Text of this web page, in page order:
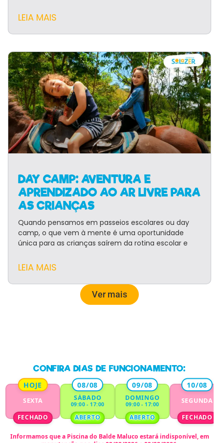
LEIA MAIS
DAY CAMP: AVENTURA E
APRENDIZADO AO AR LIVRE PARA
AS CRIANÇAS
Quando pensamos em passeios escolares ou day
camp, o que vem à mente é uma oportunidade
única para as crianças saírem da rotina escolar e
LEIA MAIS
Ver mais
CONFIRA DIAS DE FUNCIONAMENTO:
HOJE
SEXTA
FECHADO
08/08
SÁBADO
09:00 - 17:00
ABERTO
09/08
DOMINGO
09:00 - 17:00
ABERTO
10/08
SEGUNDA
FECHADO
Informamos que a Piscina do Balde Maluco estará indisponível,em